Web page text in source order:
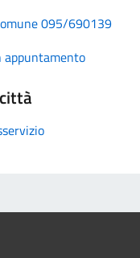
095/690139
appuntamento